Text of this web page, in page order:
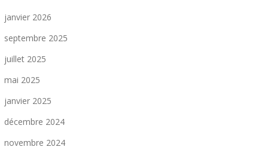
janvier 2026
septembre 2025
juillet 2025
mai 2025
janvier 2025
décembre 2024
novembre 2024